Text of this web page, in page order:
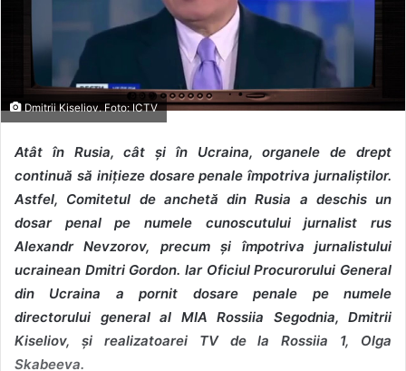
Dmitrii Kiseliov. Foto: ICTV
Atât în Rusia, cât și în Ucraina, organele de drept
continuă să inițieze dosare penale împotriva jurnaliștilor.
Astfel, Comitetul de anchetă din Rusia a deschis un
dosar penal pe numele cunoscutului jurnalist rus
Alexandr Nevzorov, precum și împotriva jurnalistului
ucrainean Dmitri Gordon. Iar Oficiul Procurorului General
din Ucraina a pornit dosare penale pe numele
directorului general al MIA Rossiia Segodnia, Dmitrii
Kiseliov, și realizatoarei TV de la Rossiia 1,
Olga
Skabeeva.